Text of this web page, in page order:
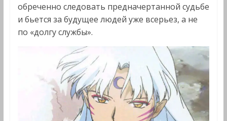
обреченно следовать предначертанной судьбе
и бьется за будущее людей уже всерьез, а не
по «долгу службы».